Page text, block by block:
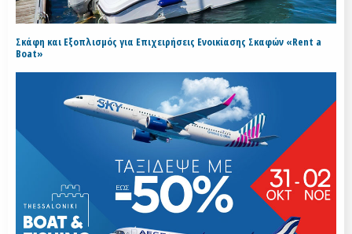
Σκάφη και Εξοπλισμός για Επιχειρήσεις Ενοικίασης Σκαφών «Rent a
Boat»